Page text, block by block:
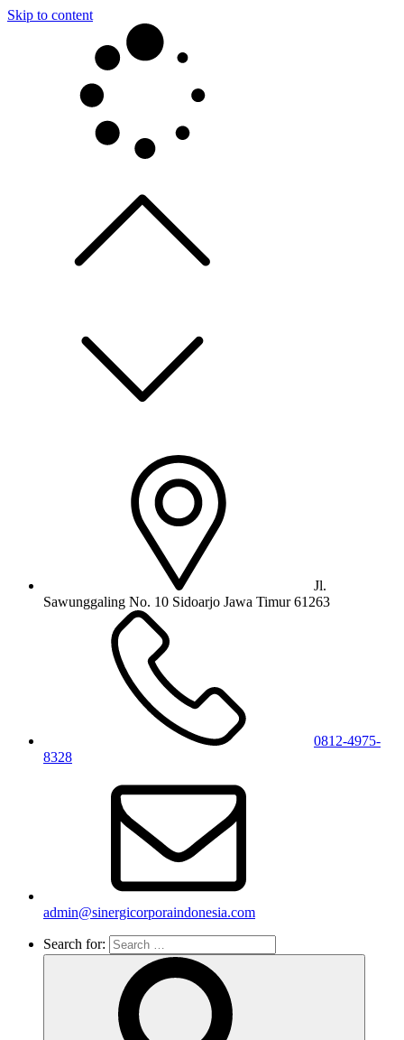
Skip to content
Jl.
Sawunggaling No. 10 Sidoarjo Jawa Timur 61263
0812-4975-
8328
admin@sinergicorporaindonesia.com
Search for: